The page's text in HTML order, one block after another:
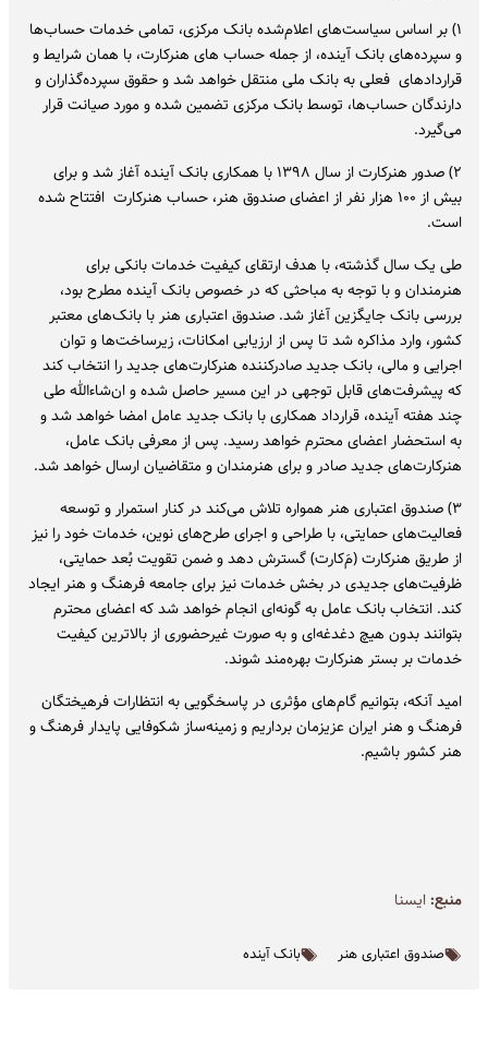
۱) بر اساس سیاست‌های اعلام‌شده بانک مرکزی، تمامی خدمات حساب‌ها
و سپرده‌های بانک آینده، از جمله حساب های هنرکارت، با همان شرایط و
قراردادهای فعلی به بانک ملی منتقل خواهد شد و حقوق سپرده‌گذاران و
دارندگان حساب‌ها، توسط بانک مرکزی تضمین شده و مورد صیانت قرار
می‌گیرد.
۲) صدور هنرکارت از سال ۱۳۹۸ با همکاری بانک آینده آغاز شد و برای
بیش از ۱۰۰ هزار نفر از اعضای صندوق هنر، حساب هنرکارت افتتاح شده
است.
طی یک سال گذشته، با هدف ارتقای کیفیت خدمات بانکی برای
هنرمندان و با توجه به مباحثی که در خصوص بانک آینده مطرح بود،
بررسی بانک جایگزین آغاز شد. صندوق اعتباری هنر با بانک‌های معتبر
کشور، وارد مذاکره شد تا پس از ارزیابی امکانات، زیرساخت‌ها و توان
اجرایی و مالی، بانک جدید صادرکننده هنرکارت‌های جدید را انتخاب کند
که پیشرفت‌های قابل توجهی در این مسیر حاصل شده و ان‌شاءالله طی
چند هفته‌ آینده، قرارداد همکاری با بانک جدید عامل امضا خواهد شد و
به استحضار اعضای محترم خواهد رسید. پس از معرفی بانک عامل،
هنرکارت‌های جدید صادر و برای هنرمندان و متقاضیان ارسال خواهد شد.
۳) صندوق اعتباری هنر همواره تلاش می‌کند در کنار استمرار و توسعه
فعالیت‌های حمایتی، با طراحی و اجرای طرح‌های نوین، خدمات خود را نیز
از طریق هنرکارت (مَ‌کارت) گسترش دهد و ضمن تقویت بُعد حمایتی،
ظرفیت‌های جدیدی در بخش خدمات نیز برای جامعه فرهنگ و هنر ایجاد
کند. انتخاب بانک عامل به گونه‌ای انجام خواهد شد که اعضای محترم
بتوانند بدون هیچ دغدغه‌ای و به صورت غیرحضوری از بالاترین کیفیت
خدمات بر بستر هنرکارت بهره‌مند شوند.
امید آنکه، بتوانیم گام‌های مؤثری در پاسخگویی به انتظارات فرهیختگان
فرهنگ و هنر ایران عزیزمان برداریم و زمینه‌ساز شکوفایی پایدار فرهنگ و
هنر کشور باشیم.
منبع:ايسنا
صندوق اعتباری هنر بانک آینده